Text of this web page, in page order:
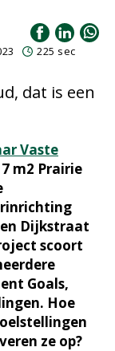
225 sec
dat is een
Vaste
m2 Prairie
Dijkstraat
scoort
Goals,
Hoe
ze op?